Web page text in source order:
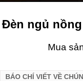
Đèn ngủ
Mua
BÁO CHÍ VIẾT VỀ